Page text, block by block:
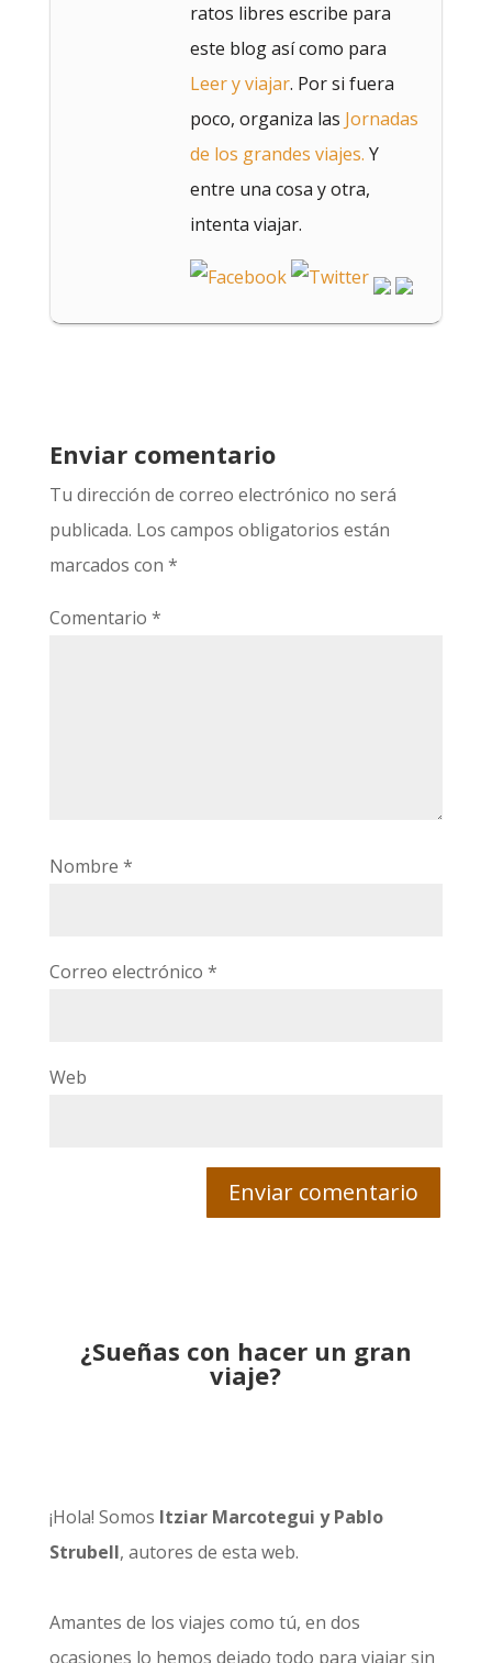
ratos libres escribe para
este blog así como para
Leer y viajar. Por si fuera
poco, organiza las Jornadas
de los grandes viajes. Y
entre una cosa y otra,
intenta viajar.
Enviar comentario
Tu dirección de correo electrónico no será
publicada. Los campos obligatorios están
marcados con *
Comentario *
Nombre *
Correo electrónico *
Web
¿Sueñas con hacer un gran
viaje?
¡Hola! Somos Itziar Marcotegui y Pablo
Strubell, autores de esta web.
Amantes de los viajes como tú, en dos
ocasiones lo hemos dejado todo para viajar sin